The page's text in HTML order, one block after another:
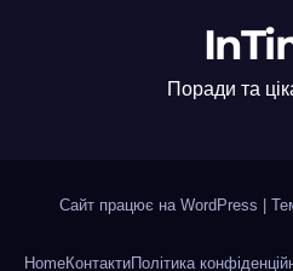
Поради та
Сайт працює на WordPress
HomeКонтактиПолітика